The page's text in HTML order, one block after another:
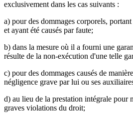
exclusivement dans les cas suivants :
a) pour des dommages corporels,
et ayant été causés par faute;
b) dans la mesure où il a fourni une
résulte de la non-exécution d'une telle
c) pour des dommages causés de
négligence grave par lui ou ses
d) au lieu de la prestation intégrale pour
graves violations du droit;